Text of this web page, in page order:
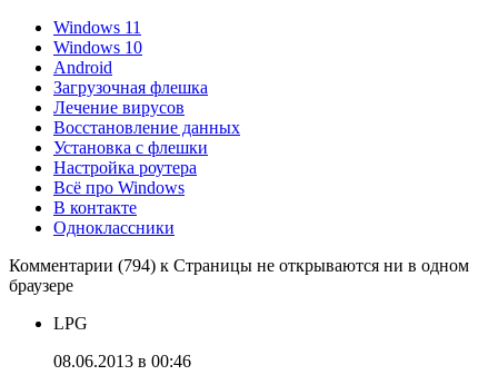
Windows 11
Windows 10
Android
Загрузочная флешка
Лечение вирусов
Восстановление данных
Установка с флешки
Настройка роутера
Всё про Windows
В контакте
Одноклассники
Комментарии (794) к Страницы не открываются ни в одном
браузере
LPG
08.06.2013 в 00:46